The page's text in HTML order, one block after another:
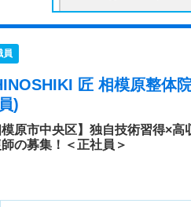
員
匠 相模原整体
)
模原市中央区】独自技術習得×
の募集！＜正社員＞